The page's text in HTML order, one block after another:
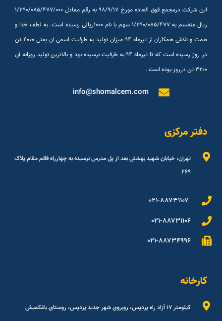
این شرکت درمجمع فوق العاده مورخ ۹۸/۹/۱۷ به رقم معادل ۱/۲۹۰/۰۸۵/۴۷۷/۰۰۰
ریال منقسم به ۱/۲۹۰/۰۸۵/۴۷۷ سهم با نام ۱۰۰۰ریالی رسیده است. به لطف خدا و
همت و تلاش همکاران از تیرماه ۹۴ میزان تولید به ظرفیت اسمی ان یعنی ۴۰۰۰ تن
در روز رسیده است که تا تیرماه ۹۴ به ظرفیت نرسیده بود و بالاترین تولید روزانه آن
۳۲۰۰ تن درروز بوده است .
info@shomalcem.com
دفتر مرکزی
تهران، خیابان شهید بهشتی بعد از پل مدرس نرسیده به چهارراه قائم مقام پلاک
۲۶۹
۰۲۱-۸۸۷۳۱۱۰۶
۰۲۱-۸۸۷۳۴۹۹۶
کارخانه
کیلومتر ۱۷ آزاد راه پردیس، روبروی شهر جدید پردیس، روستای باغکمیش